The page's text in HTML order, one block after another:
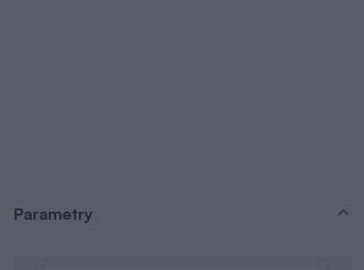
Parametry